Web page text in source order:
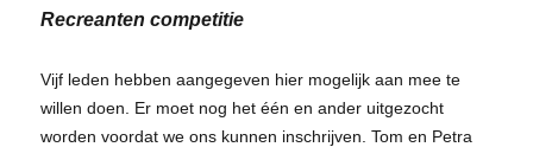
Recreanten competitie
Vijf leden hebben aangegeven hier mogelijk aan mee te
willen doen. Er moet nog het één en ander uitgezocht
worden voordat we ons kunnen inschrijven. Tom en Petra